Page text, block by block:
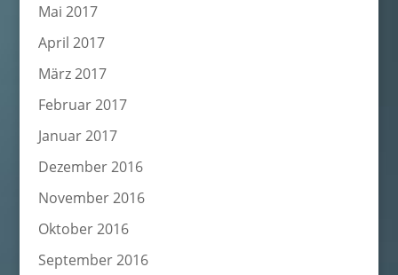
Mai 2017
April 2017
März 2017
Februar 2017
Januar 2017
Dezember 2016
November 2016
Oktober 2016
September 2016